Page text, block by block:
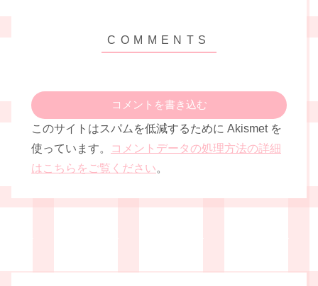
コメントを書き込む
このサイトはスパムを低減するために Akismet を
使っています。
コメントデータの処理方法の詳細
はこちらをご覧ください。